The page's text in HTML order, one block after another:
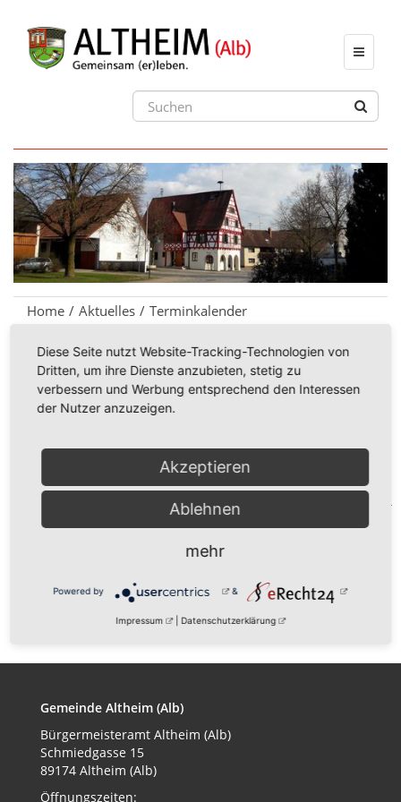
Toggle
Home Aktuelles Terminkalender
18.12.2026
Weihnachtsfeier mit
Preisschießen
Veranstalter:
Schützenverein
zurück
Gemeinde Altheim (Alb)
Bürgermeisteramt Altheim (Alb)
Schmiedgasse 15
89174 Altheim (Alb)
Öffnungszeiten:
Diese Seite nutzt Website-Tracking-Technologien von
Dritten, um ihre Dienste anzubieten, stetig zu
verbessern und Werbung entsprechend den Interessen
der Nutzer anzuzeigen.
Akzeptieren
Ablehnen
mehr
Powered by &
Impressum Datenschutzerklärung